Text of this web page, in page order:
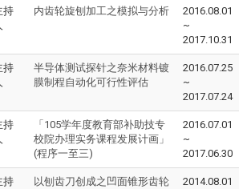
持
内齿轮旋刨加工之模拟与分析
2016.08.01
~
2017.10.31
持
半导体测试探针之奈米材料镀
膜制程自动化可行性评估
2016.07.25
~
2017.07.24
持
「105学年度教育部补助技专
校院办理实务课程发展计画」
(程序一至三)
2016.07.01
~
2017.06.30
持
以刨齿刀创成之凹面锥形齿轮
2014.08.01